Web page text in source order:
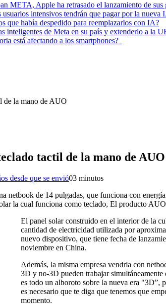
META, Apple ha retrasado el lanzamiento de sus
intensivos tendrán que pagar por la nueva
que había despedido para reemplazarlos con IA?
inteligentes de Meta en su país y extenderlo a la
está afectando a los smartphones?
de la mano de AUO
tactil de la mano de AUO
desde que se envió03 minutos
netbook de 14 pulgadas, que funciona con
la cual funciona como teclado, El producto
El panel solar construido en el interior de la
cantidad de electricidad utilizada por
nuevo dispositivo, que tiene fecha de
noviembre en China.
Además, la misma empresa vendria con
3D y no-3D pueden trabajar
es todo un alboroto sobre la nueva era "3D”,
es necesario que te diga que tenemos que
momento.